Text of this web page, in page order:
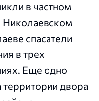
в частном
Николаевском
спасатели
в трех
Еще одно
территории двора